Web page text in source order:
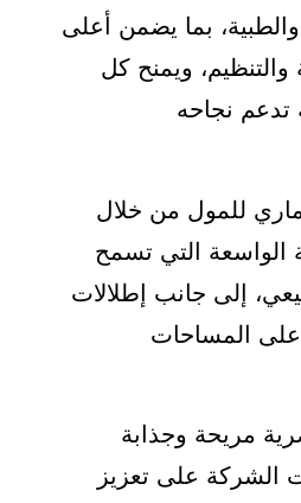
والطبية، بما يضمن أعلى
ويمنح كل
تدعم نجاحه
للمول من خلال
الواسعة التي تسمح
إلى جانب إطلالات
على المساحات
مريحة وجذابة
الشركة على تعزيز